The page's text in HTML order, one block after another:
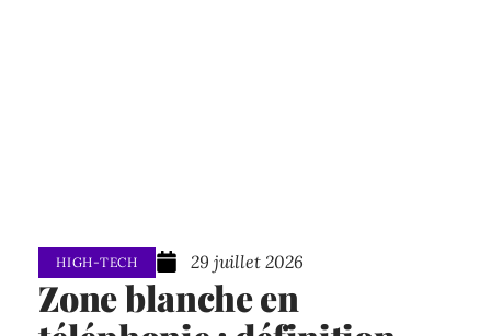
HIGH-TECH 29 juillet 2026
Zone blanche en